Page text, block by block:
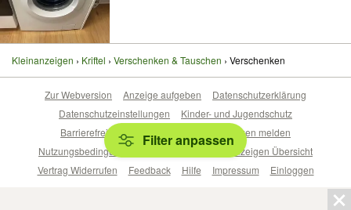
Kleinanzeigen Kriftel Verschenken & Tauschen Verschenken
Filter anpassen
Zur Webversion Anzeige aufgeben
Datenschutzerklärung
Datenschutzeinstellungen
Kinder- und Jugendschutz
Barrierefreiheitserklärung
Sicherheitslücken melden
Nutzungsbedingungen
Beliebte Suchen
Anzeigen Übersicht
Vertrag Widerrufen
Feedback Hilfe Impressum Einloggen